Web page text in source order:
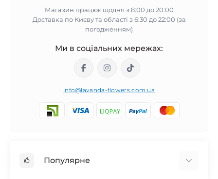
Магазин працює щодня з 8:00 до 20:00
Доставка по Києву та області з 6:30 до 22:00 (за
погодженням)
Ми в соціальних мережах:
info@lavanda-flowers.com.ua
Популярне